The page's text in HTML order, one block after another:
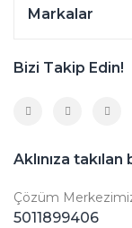
Markalar
Bizi Takip Edin!
Aklınıza
Çözüm
5011899406